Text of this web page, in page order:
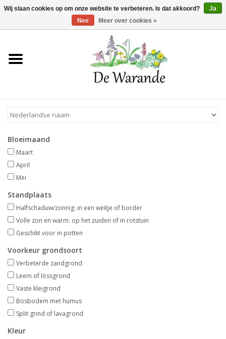
Winkelwagen >0 Artikelen - €0,00
Home
Voorjaarsbloeiers
Zomerbloeiers
Herfstbloeiers
Schaduwplanten
Aanbiedingen
Bodemverbetering
Overige producten
Advies
Bloeimaand
Maart
April
Mei
Standplaats
Halfschaduw/zonnig: in een weitje of border
Volle zon en warm: op het zuiden of in rotstuin
Geschikt voor in potten
Voorkeur grondsoort
Verbeterde zandgrond
Leem of lössgrond
Vaste kleigrond
Bosbodem met humus
Split grind of lavagrond
Kleur
Wij slaan cookies op om onze website te verbeteren. Is dat akkoord?
Ja
Nee
Meer over cookies »